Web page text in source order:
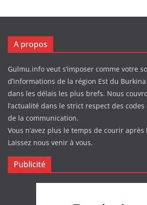
A propos
Gulmu.info veut s’imposer comme votre
d’informations de la région Est du
dans les délais les plus brefs. Nous
l’actualité dans le strict respect des
de la communication.
Vous n’avez plus le temps de courir après
Laissez nous venir à vous.
Publicité